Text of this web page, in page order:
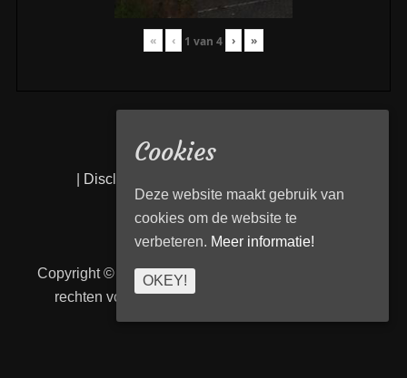
« ‹ 1 van 4 › »
Disclaimer
Copyright © 2026Transport Begeleiding Venlo
rechten voorbehouden. | TBVenlo door
Cookies
Deze website maakt gebruik van
cookies om de website te
verbeteren. Meer informatie!
OKEY!